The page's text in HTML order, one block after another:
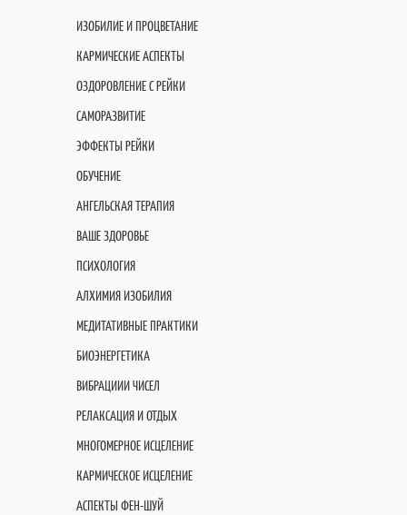
ИЗОБИЛИЕ И ПРОЦВЕТАНИЕ
КАРМИЧЕСКИЕ АСПЕКТЫ
ОЗДОРОВЛЕНИЕ С РЕЙКИ
САМОРАЗВИТИЕ
ЭФФЕКТЫ РЕЙКИ
ОБУЧЕНИЕ
АНГЕЛЬСКАЯ ТЕРАПИЯ
ВАШЕ ЗДОРОВЬЕ
ПСИХОЛОГИЯ
АЛХИМИЯ ИЗОБИЛИЯ
МЕДИТАТИВНЫЕ ПРАКТИКИ
БИОЭНЕРГЕТИКА
ВИБРАЦИИИ ЧИСЕЛ
РЕЛАКСАЦИЯ И ОТДЫХ
МНОГОМЕРНОЕ ИСЦЕЛЕНИЕ
КАРМИЧЕСКОЕ ИСЦЕЛЕНИЕ
АСПЕКТЫ ФЕН-ШУЙ